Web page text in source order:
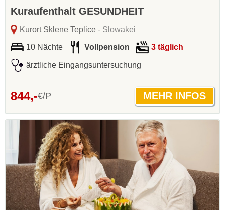
Kuraufenthalt GESUNDHEIT
Kurort Sklene Teplice- Slowakei
10 Nächte Vollpension 3 täglich
ärztliche Eingangsuntersuchung
844,-€/P